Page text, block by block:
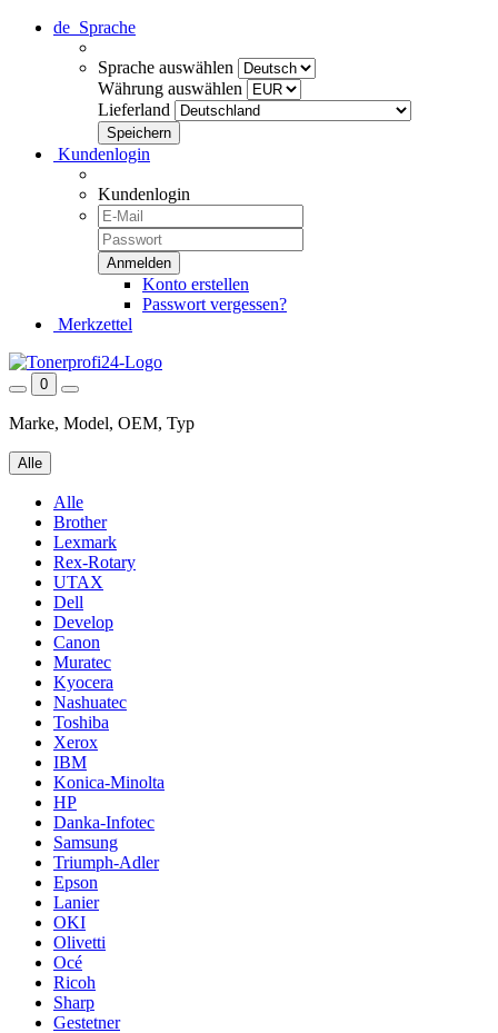
de Sprache
Sprache auswählen
Währung auswählen
Lieferland
Kundenlogin
Kundenlogin
Konto erstellen
Passwort vergessen?
Merkzettel
0
Marke, Model, OEM, Typ
Alle
Alle
Brother
Lexmark
Rex-Rotary
UTAX
Dell
Develop
Canon
Muratec
Kyocera
Nashuatec
Toshiba
Xerox
IBM
Konica-Minolta
HP
Danka-Infotec
Samsung
Triumph-Adler
Epson
Lanier
OKI
Olivetti
Océ
Ricoh
Sharp
Gestetner